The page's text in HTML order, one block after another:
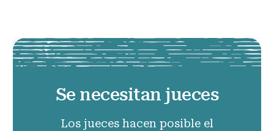
Se necesitan jueces
Los jueces hacen posible el